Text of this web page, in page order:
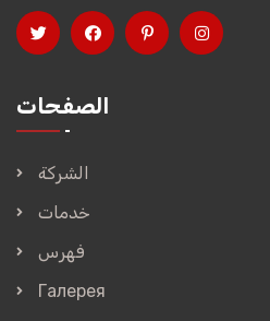
الصفحات
الشركة
خدمات
فهرس
Галерея